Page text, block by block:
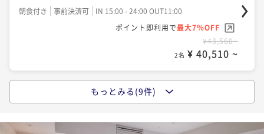
朝食付き 事前決済可
IN 15:00 - 24:00 OUT11:00
ポイント即利用で最大7％OFF
¥43,560~
2名 ¥ 40,510 ~
【早期予約】120日前予約早取りプラン＜事前決済限定
＞/朝食付
もっとみる(9件)